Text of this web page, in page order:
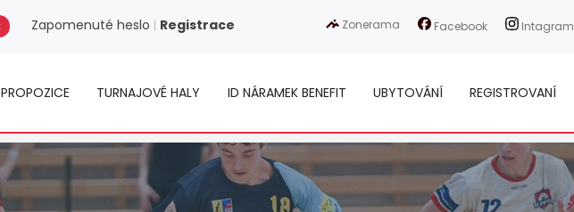
Zapomenuté heslo | Registrace Zonerama Facebook Intagram
PROPOZICE TURNAJOVÉ HALY ID NÁRAMEK BENEFIT UBYTOVÁNÍ REGISTROVANÍ